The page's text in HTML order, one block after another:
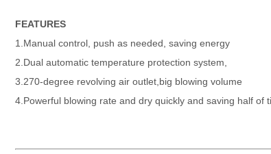
FEATURES
1.Manual control, push as needed, saving energy
2.Dual automatic temperature protection system,
3.270-degree revolving air outlet,big blowing volume
4.Powerful blowing rate and dry quickly and saving half of